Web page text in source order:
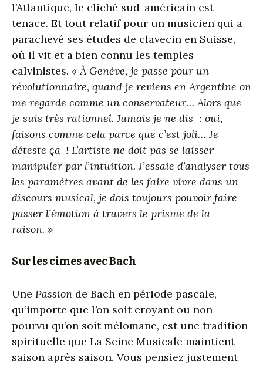
l’Atlantique, le cliché sud-américain est
tenace. Et tout relatif pour un musicien qui a
parachevé ses études de clavecin en Suisse,
où il vit et a bien connu les temples
calvinistes. « À Genève, je passe pour un
révolutionnaire, quand je reviens en Argentine on
me regarde comme un conservateur… Alors que
je suis très rationnel. Jamais je ne dis : oui,
faisons comme cela parce que c’est joli… Je
déteste ça ! L’artiste ne doit pas se laisser
manipuler par l’intuition. J’essaie d’analyser tous
les paramètres avant de les faire vivre dans un
discours musical, je dois toujours pouvoir faire
passer l’émotion à travers le prisme de la
raison. »
Sur les cimes avec Bach
Une Passion de Bach en période pascale,
qu’importe que l’on soit croyant ou non
pourvu qu’on soit mélomane, est une tradition
spirituelle que La Seine Musicale maintient
saison après saison. Vous pensiez justement